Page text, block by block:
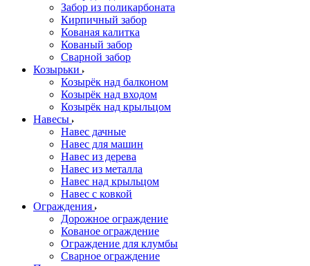
Забор из поликарбоната
Кирпичный забор
Кованая калитка
Кованый забор
Сварной забор
Козырьки
Козырёк над балконом
Козырёк над входом
Козырёк над крыльцом
Навесы
Навес дачные
Навес для машин
Навес из дерева
Навес из металла
Навес над крыльцом
Навес с ковкой
Ограждения
Дорожное ограждение
Кованое ограждение
Ограждение для клумбы
Сварное ограждение